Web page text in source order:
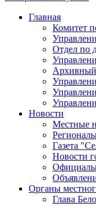
Главная
Комитет
Отдел по
Архивный
Новости
Местные
Газета
Новости
Органы
Глава